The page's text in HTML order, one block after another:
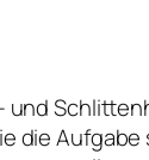
und
die